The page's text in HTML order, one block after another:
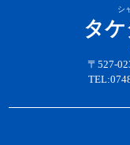
シ
タ
〒527-